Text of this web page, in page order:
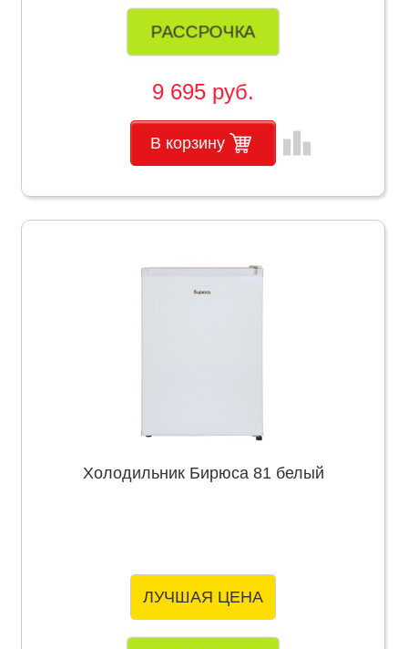
РАССРОЧКА
9 695 руб.
В корзину leaderboard
Холодильник Бирюса 81 белый
ЛУЧШАЯ ЦЕНА